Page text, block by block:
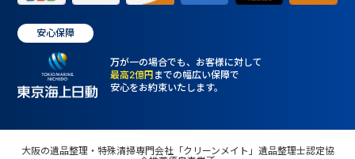
安心保障
万が一の場合でも、お客様に対して
最高2億円 までの幅広い保障で
安心をお約束いたします。
大阪の遺品整理・特殊清掃専門会社「クリーンメイト」遺品整理士認定協